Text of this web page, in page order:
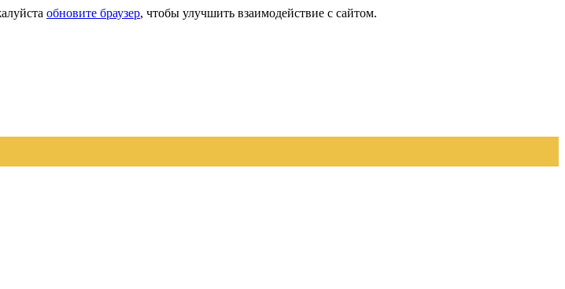
обновите браузер, чтобы улучшить взаимодействие с сайтом.